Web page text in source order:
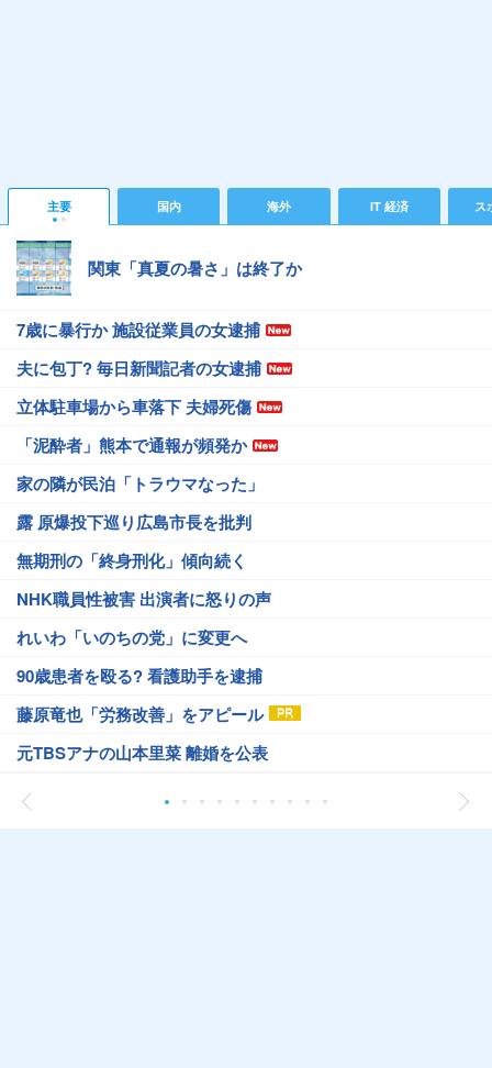
主要 国内 海外 IT 経済 ス
関東「真夏の暑さ」は終了か
7歳に暴行か 施設従業員の女逮捕
夫に包丁? 毎日新聞記者の女逮捕
立体駐車場から車落下 夫婦死傷
「泥酔者」熊本で通報が頻発か
家の隣が民泊「トラウマなった」
露 原爆投下巡り広島市長を批判
無期刑の「終身刑化」傾向続く
NHK職員性被害 出演者に怒りの声
れいわ「いのちの党」に変更へ
90歳患者を殴る? 看護助手を逮捕
藤原竜也「労務改善」をアピール
元TBSアナの山本里菜 離婚を公表